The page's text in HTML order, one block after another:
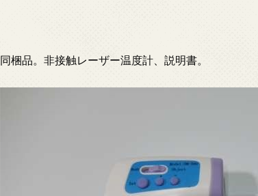
同梱品。非接触レーザー温度計、説明書。